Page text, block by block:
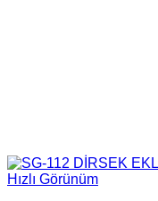
Hızlı Görünüm